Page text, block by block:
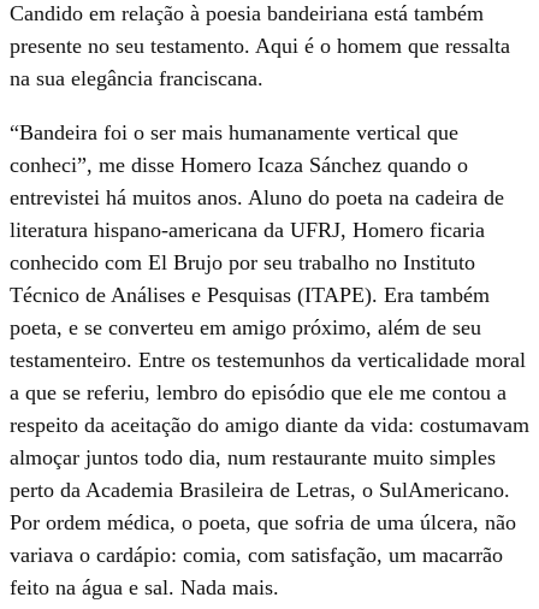
Candido em relação à poesia bandeiriana está também
presente no seu testamento. Aqui é o homem que ressalta
na sua elegância franciscana.
“Bandeira foi o ser mais humanamente vertical que
conheci”, me disse Homero Icaza Sánchez quando o
entrevistei há muitos anos. Aluno do poeta na cadeira de
literatura hispano-americana da UFRJ, Homero ficaria
conhecido com El Brujo por seu trabalho no Instituto
Técnico de Análises e Pesquisas (ITAPE). Era também
poeta, e se converteu em amigo próximo, além de seu
testamenteiro. Entre os testemunhos da verticalidade moral
a que se referiu, lembro do episódio que ele me contou a
respeito da aceitação do amigo diante da vida: costumavam
almoçar juntos todo dia, num restaurante muito simples
perto da Academia Brasileira de Letras, o SulAmericano.
Por ordem médica, o poeta, que sofria de uma úlcera, não
variava o cardápio: comia, com satisfação, um macarrão
feito na água e sal. Nada mais.